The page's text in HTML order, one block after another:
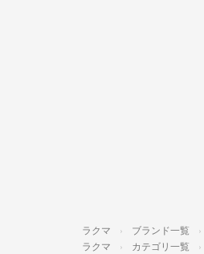
ラクマ ブランド一覧
ラクマ カテゴリ一覧